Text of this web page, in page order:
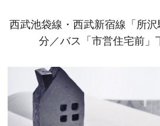
西武池袋線・西武新宿線「所
分／バス「市営住宅前」